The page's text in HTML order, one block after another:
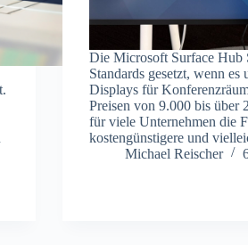
Die Microsoft Surface Hub
Standards gesetzt, wenn
Displays für
Preisen von 9.000 bis über
für viele Unternehmen die
kostengünstigere und
Michael Reischer